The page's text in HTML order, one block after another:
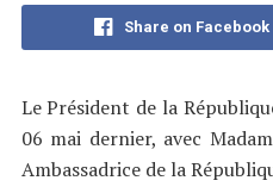
Share on Facebook
Le Président de la
06 mai dernier, avec
Ambassadrice de la